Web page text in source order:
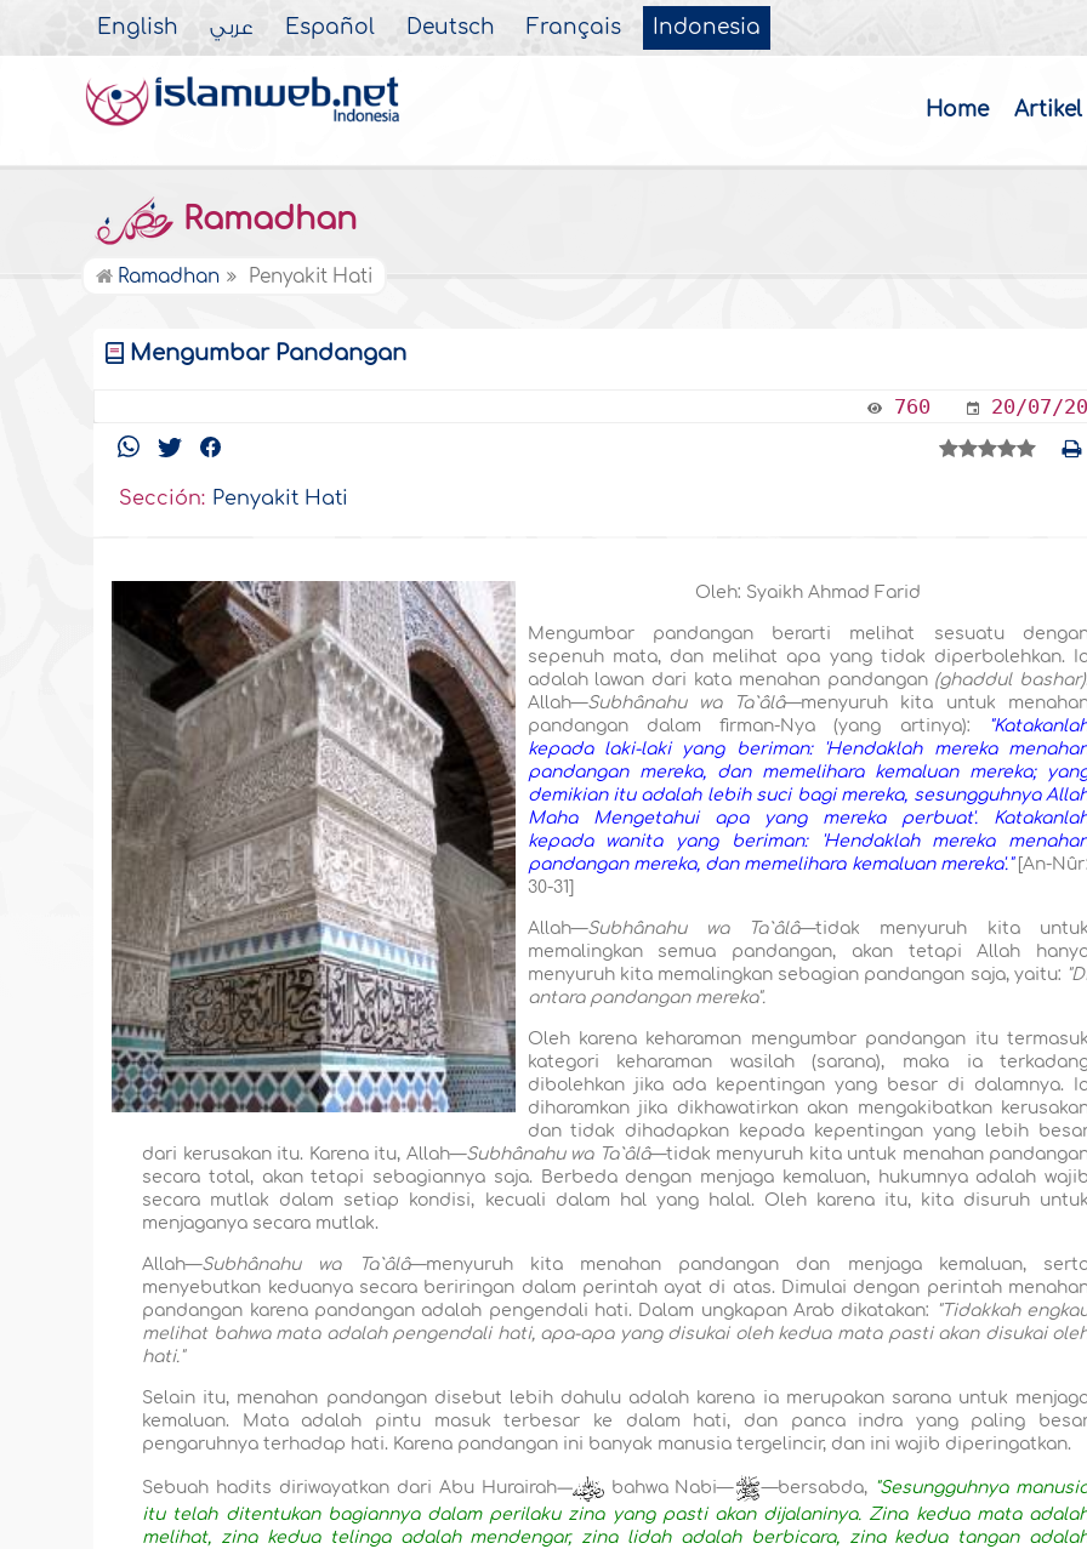
English عربي Español Deutsch Français Indonesia
Home Artikel
Ramadhan
Ramadhan Penyakit Hati
Mengumbar Pandangan
760 20/07/
Sección: Penyakit Hati
Oleh: Syaikh Ahmad Farid
Mengumbar pandangan berarti melihat sesuatu
sepenuh mata, dan melihat apa yang tidak diperbolehkan.
adalah lawan dari kata menahan pandangan (ghaddul bashar).
Allah—Subhânahu wa Ta`âlâ—menyuruh kita untuk
pandangan dalam firman-Nya (yang artinya):
kepada laki-laki yang beriman: 'Hendaklah mereka
pandangan mereka, dan memelihara kemaluan mereka;
demikian itu adalah lebih suci bagi mereka, sesungguhnya
Maha Mengetahui apa yang mereka perbuat'.
kepada wanita yang beriman: 'Hendaklah mereka
pandangan mereka, dan memelihara kemaluan mereka'." [An-Nûr:
30-31]
Allah—Subhânahu wa Ta`âlâ—tidak menyuruh kita untuk
memalingkan semua pandangan, akan tetapi Allah
menyuruh kita memalingkan sebagian pandangan saja, yaitu:
antara pandangan mereka".
Oleh karena keharaman mengumbar pandangan itu termasuk
kategori keharaman wasilah (sarana), maka ia
dibolehkan jika ada kepentingan yang besar di dalamnya.
diharamkan jika dikhawatirkan akan mengakibatkan
dan tidak dihadapkan kepada kepentingan yang lebih
dari kerusakan itu. Karena itu, Allah—Subhânahu wa Ta`âlâ—tidak menyuruh kita untuk menahan
secara total, akan tetapi sebagiannya saja. Berbeda dengan menjaga kemaluan, hukumnya adalah wajib
secara mutlak dalam setiap kondisi, kecuali dalam hal yang halal. Oleh karena itu, kita disuruh untuk
menjaganya secara mutlak.
Allah—Subhânahu wa Ta`âlâ—menyuruh kita menahan pandangan dan menjaga kemaluan,
menyebutkan keduanya secara beriringan dalam perintah ayat di atas. Dimulai dengan perintah
pandangan karena pandangan adalah pengendali hati. Dalam ungkapan Arab dikatakan:
"Tidakkah
melihat bahwa mata adalah pengendali hati, apa-apa yang disukai oleh kedua mata pasti akan disukai
hati."
Selain itu, menahan pandangan disebut lebih dahulu adalah karena ia merupakan sarana untuk
kemaluan. Mata adalah pintu masuk terbesar ke dalam hati, dan panca indra yang paling
pengaruhnya terhadap hati. Karena pandangan ini banyak manusia tergelincir, dan ini wajib diperingatkan.
Sebuah hadits diriwayatkan dari Abu Hurairah— bahwa Nabi— —bersabda, "Sesungguhnya
itu telah ditentukan bagiannya dalam perilaku zina yang pasti akan dijalaninya. Zina kedua mata
melihat, zina kedua telinga adalah mendengar, zina lidah adalah berbicara, zina kedua tangan